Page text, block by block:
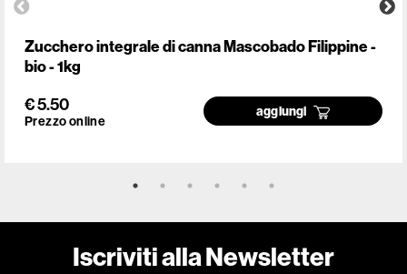
Zucchero integrale di canna Mascobado Filippine -
bio - 1kg
€ 5.50
Prezzo online
aggiungi
Iscriviti alla Newsletter